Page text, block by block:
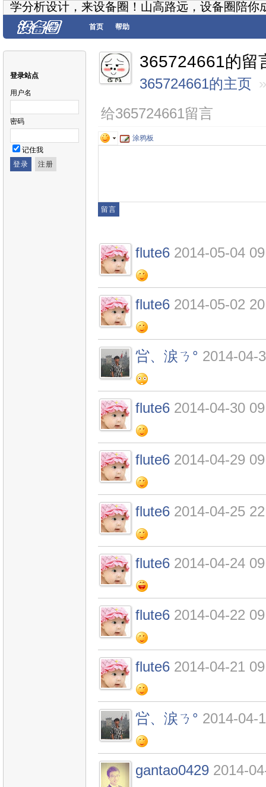
学分析设计，来设备圈！山高路远，设备圈陪你
首页 帮助
登录站点
用户名
密码
记住我
365724661的留
365724661的主页 »
给365724661留言
涂鸦板
flute6 2014-05-04
flute6 2014-05-02
吢、涙ㄋ° 2014-04-
flute6 2014-04-30
flute6 2014-04-29
flute6 2014-04-25
flute6 2014-04-24
flute6 2014-04-22
flute6 2014-04-21
吢、涙ㄋ° 2014-04-
gantao0429 2014-